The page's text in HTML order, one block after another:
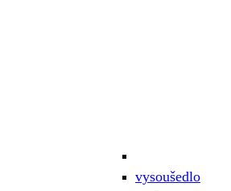
vysoušedlo